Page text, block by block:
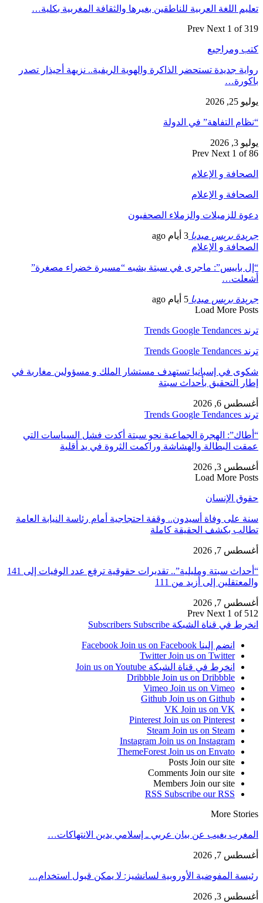
تعليم اللغة العربية للناطقين بغيرها والثقافة المغربية بكلية…
Prev Next 1 of 319
كتب ومراجيع
رواية جديدة تستحضر الذاكرة والهوية الريفية.. نزيهة أحيذار تصدر
باكورة…
يوليو 25, 2026
“نظام التفاهة” في الدولة
يوليو 3, 2026
Prev Next 1 of 86
الصحافة و الإعلام
الصحافة و الإعلام
دعوة للزميلات والزملاء الصحفيون
جريدة بريس ميديا 3 أيام ago
الصحافة و الإعلام
“إل باييس”: ماجرى في سبتة يشبه “مسيرة خضراء مصغرة”
أشعلت…
جريدة بريس ميديا 5 أيام ago
Load More Posts
ترند Trends Google Tendances
ترند Trends Google Tendances
شكوى في إسبانيا تستهدف مستشار الملك و مسؤولين مغاربة في
إطار التحقيق بأحداث سبتة
أغسطس 6, 2026
ترند Trends Google Tendances
“أطاك”: الهجرة الجماعية نحو سبتة أكدت فشل السياسات التي
عمقت البطالة والهشاشة وراكمت الثروة في يد أقلية
أغسطس 3, 2026
Load More Posts
حقوق الإنسان
سنة على وفاة أسيدون.. وقفة احتجاجية أمام رئاسة النيابة العامة
تطالب بكشف الحقيقة كاملة
أغسطس 7, 2026
“أحداث سبتة ومليلية”.. تقديرات حقوقية ترفع عدد الوفيات إلى 141
والمعتقلين إلى أزيد من 111
أغسطس 7, 2026
Prev Next 1 of 512
انخرط في قناة الشبكة
Subscribers Subscribe
انضم إلينا Facebook Join us on Facebook
Twitter Join us on Twitter
انخرط في قناة الشبكة Join us on Youtube
Dribbble Join us on Dribbble
Vimeo Join us on Vimeo
Github Join us on Github
VK Join us on VK
Pinterest Join us on Pinterest
Steam Join us on Steam
Instagram Join us on Instagram
ThemeForest Join us on Envato
Posts Join our site
Comments Join our site
Members Join our site
RSS Subscribe our RSS
More Stories
المغرب يغيب عن بيان عربي ـ إسلامي يدين الانتهاكات…
أغسطس 7, 2026
رئيسة المفوضية الأوروبية لسانشيز: لا يمكن قبول استخدام…
أغسطس 3, 2026